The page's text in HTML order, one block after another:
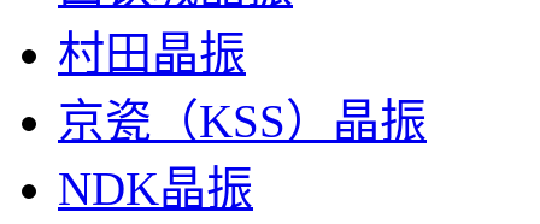
村田晶振
京瓷（KSS）晶振
NDK晶振